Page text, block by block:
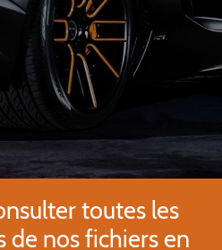
toutes les
de nos fichiers en